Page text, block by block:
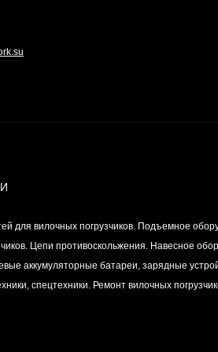
для вилочных погрузчиков. Подъемное
Цепи противоскольжения. Навесное
аккумуляторные батареи, зарядные
спецтехники. Ремонт вилочных